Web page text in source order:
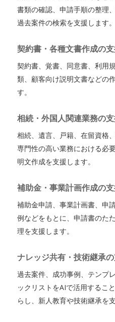
書類の確認、申請手順の整理
過去案件の検索を支援します。
契約書・各種文書作成の
契約書、覚書、同意書、利用
類、顧客向け説明文書などの
す。
相続・外国人関連業務の
相続、遺言、戸籍、在留資格
専門性の高い業務における必
明文作成を支援します。
補助金・事業計画作成の
補助金申請、事業計画書、申
例などをもとに、申請書のた
理を支援します。
ナレッジ共有・技術継承
過去案件、成功事例、テンプ
ックリストをAIで活用するこ
らし、新人教育や技術継承を